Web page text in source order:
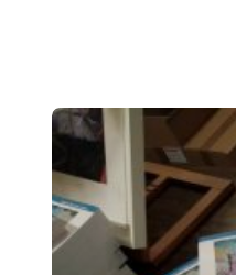
Post
navigation